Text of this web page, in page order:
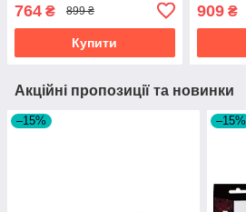
764 ₴ 899 ₴
Купити
909₴
Акційні пропозиції та новинки
–15% –15%